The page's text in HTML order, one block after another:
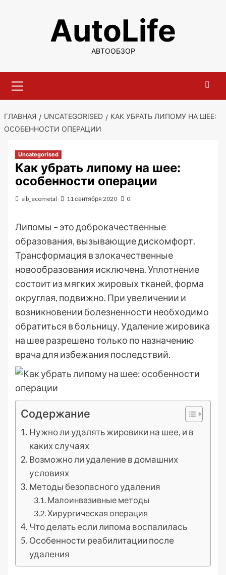
содержимомуAutoLife
АВТООБЗОР
меню
ГЛАВНАЯ UNCATEGORISED
КАК УБРАТЬ ЛИПОМУ НА ШЕЕ:
ОСОБЕННОСТИ ОПЕРАЦИИ
Uncategorised
Как убрать липому на шее:
особенности операции
sib_ecometal 11 сентября 2020 0
Липомы – это доброкачественные
образования, вызывающие дискомфорт.
Трансформация в злокачественные
новообразования исключена. Уплотнение
состоит из мягких жировых тканей, форма
округлая, подвижно. При увеличении и
возникновении болезненности необходимо
обратиться в больницу. Удаление жировика
на шее разрешено только по назначению
врача для избежания последствий.
Содержание
Нужно ли удалять жировики на шее, и в
каких случаях
Возможно ли удаление в домашних
условиях
Методы безопасного удаления
Малоинвазивные методы
Хирургическая операция
Что делать если липома воспалилась
Особенности реабилитации после
удаления